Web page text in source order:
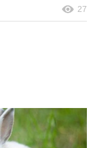
27